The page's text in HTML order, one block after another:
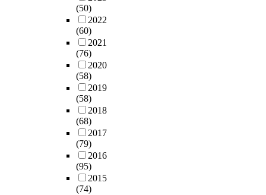
(50)
2022
(60)
2021
(76)
2020
(58)
2019
(58)
2018
(68)
2017
(79)
2016
(95)
2015
(74)